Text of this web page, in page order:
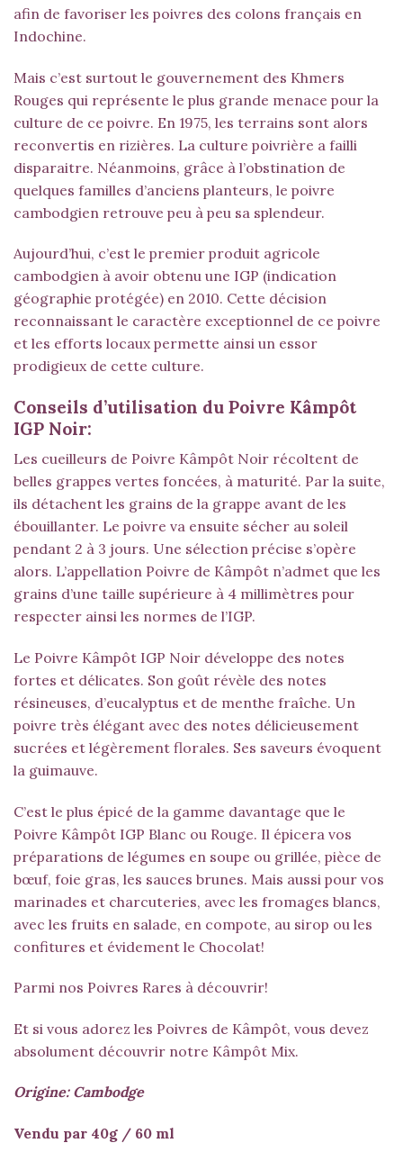
afin de favoriser les poivres des colons français en
Indochine.
Mais c’est surtout le gouvernement des Khmers
Rouges qui représente le plus grande menace pour la
culture de ce poivre. En 1975, les terrains sont alors
reconvertis en rizières. La culture poivrière a failli
disparaitre. Néanmoins, grâce à l’obstination de
quelques familles d’anciens planteurs, le poivre
cambodgien retrouve peu à peu sa splendeur.
Aujourd’hui, c’est le premier produit agricole
cambodgien à avoir obtenu une IGP (indication
géographie protégée) en 2010. Cette décision
reconnaissant le caractère exceptionnel de ce poivre
et les efforts locaux permette ainsi un essor
prodigieux de cette culture.
Conseils d’utilisation du Poivre Kâmpôt
IGP Noir:
Les cueilleurs de Poivre Kâmpôt Noir récoltent de
belles grappes vertes foncées, à maturité. Par la suite,
ils détachent les grains de la grappe avant de les
ébouillanter. Le poivre va ensuite sécher au soleil
pendant 2 à 3 jours. Une sélection précise s’opère
alors. L’appellation Poivre de Kâmpôt n’admet que les
grains d’une taille supérieure à 4 millimètres pour
respecter ainsi les normes de l’IGP.
Le Poivre Kâmpôt IGP Noir développe des notes
fortes et délicates. Son goût révèle des notes
résineuses, d’eucalyptus et de menthe fraîche. Un
poivre très élégant avec des notes délicieusement
sucrées et légèrement florales. Ses saveurs évoquent
la guimauve.
C’est le plus épicé de la gamme davantage que le
Poivre Kâmpôt IGP Blanc ou Rouge. Il épicera vos
préparations de légumes en soupe ou grillée, pièce de
bœuf, foie gras, les sauces brunes. Mais aussi pour vos
marinades et charcuteries, avec les fromages blancs,
avec les fruits en salade, en compote, au sirop ou les
confitures et évidement le Chocolat!
Parmi nos Poivres Rares à découvrir!
Et si vous adorez les Poivres de Kâmpôt, vous devez
absolument découvrir notre Kâmpôt Mix.
Origine: Cambodge
Vendu par 40g / 60 ml